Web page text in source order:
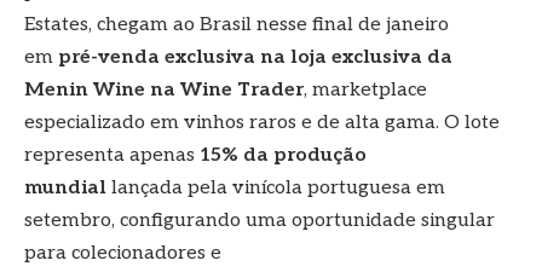
Estates, chegam ao Brasil nesse final de janeiro
em pré-venda exclusiva na loja exclusiva da
Menin Wine na Wine Trader, marketplace
especializado em vinhos raros e de alta gama. O lote
representa apenas 15% da produção
mundial lançada pela vinícola portuguesa em
setembro, configurando uma oportunidade singular
para colecionadores e